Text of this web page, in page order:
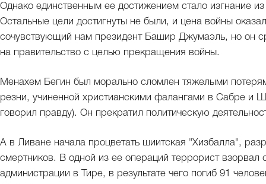
Однако единственным ее достижением стало изгнание
Остальные цели достигнуты не были, и цена войны
сочувствующий нам президент Башир Джумаэль, но он
на правительство с целью прекращения войны.
Менахем Бегин был морально сломлен тяжелыми
резни, учиненной христианскими фалангами в Сабре и
говорил правду). Он прекратил политическую
А в Ливане начала процветать шиитская "Хизбалла",
смертников. В одной из ее операций террорист взорвал
администрации в Тире, в результате чего погиб 91